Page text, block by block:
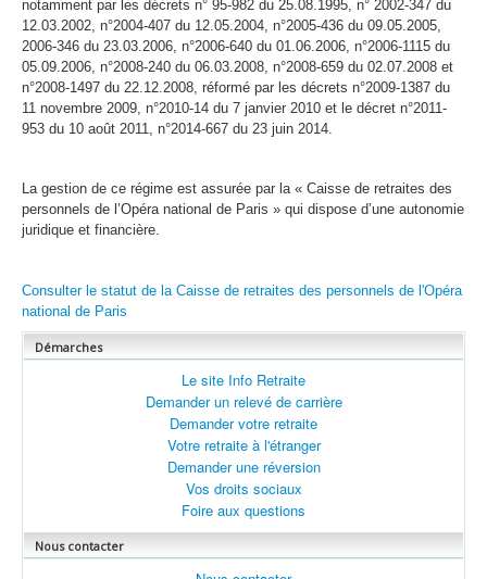
notamment par les décrets n° 95-982 du 25.08.1995, n° 2002-347 du
12.03.2002, n°2004-407 du 12.05.2004, n°2005-436 du 09.05.2005,
2006-346 du 23.03.2006, n°2006-640 du 01.06.2006, n°2006-1115 du
05.09.2006, n°2008-240 du 06.03.2008, n°2008-659 du 02.07.2008 et
n°2008-1497 du 22.12.2008, réformé par les décrets n°2009-1387 du
11 novembre 2009, n°2010-14 du 7 janvier 2010 et le décret n°2011-
953 du 10 août 2011, n°2014-667 du 23 juin 2014.
La gestion de ce régime est assurée par la « Caisse de retraites des
personnels de l’Opéra national de Paris » qui dispose d’une autonomie
juridique et financière.
Consulter le statut de la Caisse de retraites des personnels de l'Opéra
national de Paris
Démarches
Le site Info Retraite
Demander un relevé de carrière
Demander votre retraite
Votre retraite à l'étranger
Demander une réversion
Vos droits sociaux
Foire aux questions
Nous contacter